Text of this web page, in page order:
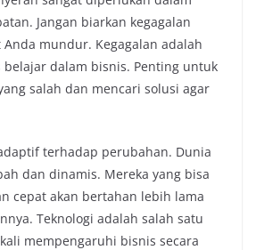
Jangan biarkan kegagalan
mundur. Kegagalan adalah
belajar dalam bisnis. Penting untuk
salah dan mencari solusi agar
terhadap perubahan. Dunia
dan dinamis. Mereka yang bisa
cepat akan bertahan lebih lama
Teknologi adalah salah satu
mempengaruhi bisnis secara